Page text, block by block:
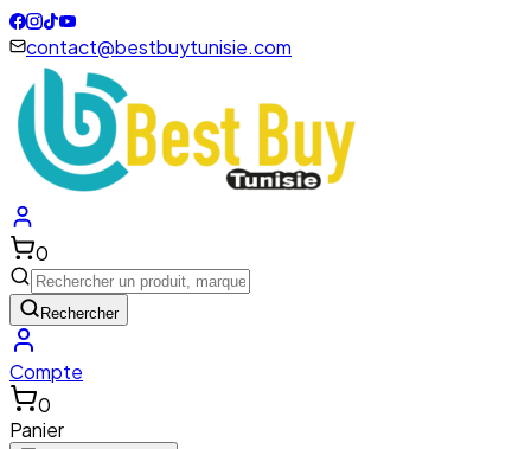
contact@bestbuytunisie.com
0
Rechercher
Compte
0
Panier